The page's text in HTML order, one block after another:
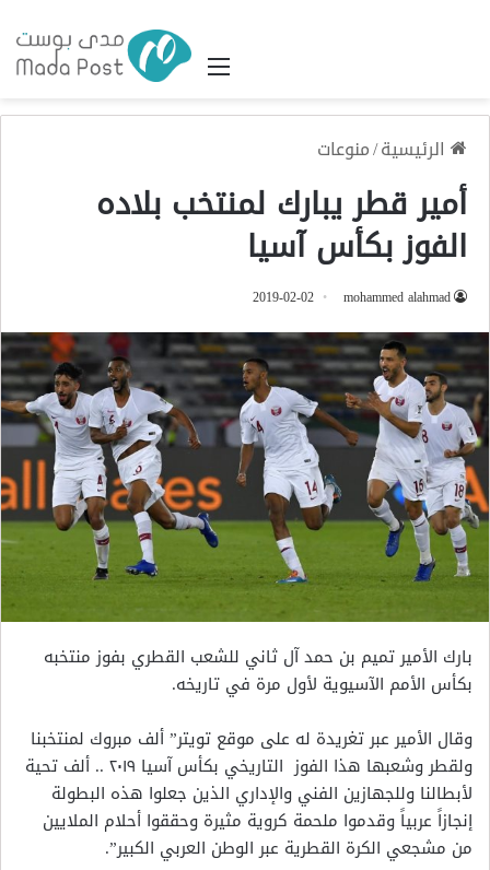
القائمة
الرئيسية/منوعات
أمير قطر يبارك لمنتخب بلاده
الفوز بكأس آسيا
mohammed alahmad
2019-02-02
بارك الأمير تميم بن حمد آل ثاني للشعب القطري بفوز منتخبه
بكأس الأمم الآسيوية لأول مرة في تاريخه.
وقال الأمير عبر تغريدة له على موقع تويتر” ألف مبروك لمنتخبنا
ولقطر وشعبها هذا الفوز التاريخي بكأس آسيا ٢٠١٩ .. ألف تحية
لأبطالنا وللجهازين الفني والإداري الذين جعلوا هذه البطولة
إنجازاً عربياً وقدموا ملحمة كروية مثيرة وحققوا أحلام الملايين
من مشجعي الكرة القطرية عبر الوطن العربي الكبير”.